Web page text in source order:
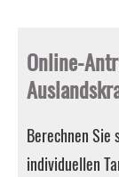
Online-
Berechnen Sie
individuellen